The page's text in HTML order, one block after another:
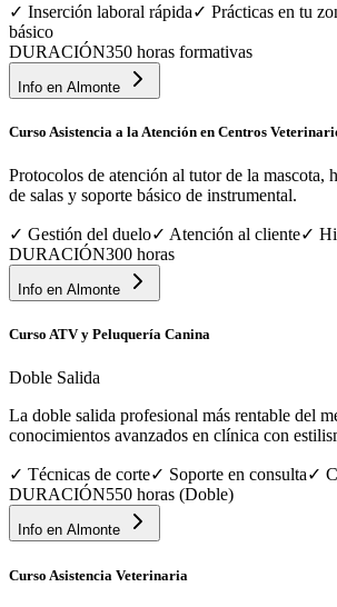
✓ Inserción laboral rápida✓ Prácticas en tu
básico
DURACIÓN350 horas formativas
Info en Almonte
Curso Asistencia a la Atención en Centros
Protocolos de atención al tutor de la mascota,
de salas y soporte básico de instrumental.
✓ Gestión del duelo✓ Atención al cliente✓
DURACIÓN300 horas
Info en Almonte
Curso ATV y Peluquería Canina
Doble Salida
La doble salida profesional más rentable del
conocimientos avanzados en clínica con
✓ Técnicas de corte✓ Soporte en consulta✓
DURACIÓN550 horas (Doble)
Info en Almonte
Curso Asistencia Veterinaria